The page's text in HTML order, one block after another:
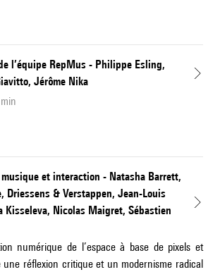
l’équipe RepMus - Philippe Esling,
Jérôme Nika
et interaction - Natasha Barrett,
Driessens & Verstappen, Jean-Louis
Kisseleva, Nicolas Maigret, Sébastien
numérique de l’espace à base de pixels et
une réflexion critique et un modernisme radical